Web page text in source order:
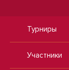
Турниры
Участники